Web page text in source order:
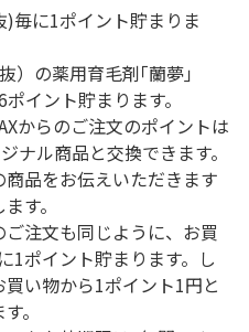
毎に1ポイント貯まりま
）の薬用育毛剤｢蘭夢｣
イント貯まります。
からのご注文のポイントは
ナル商品と交換できます。
品をお伝えいただきます
す。
注文も同じように、お買
1ポイント貯まります。し
い物から1ポイント1円と
。